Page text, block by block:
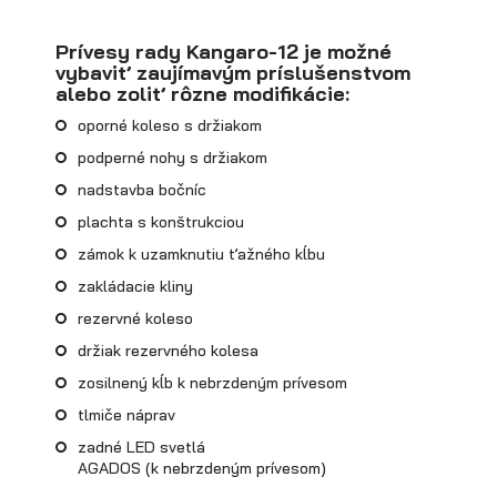
Skriňové prívesy
Prívesy rady Kangaro-12 je možné
vybaviť zaujímavým príslušenstvom
alebo zoliť rôzne modifikácie:
oporné koleso s držiakom
podperné nohy s držiakom
nadstavba bočníc
plachta s konštrukciou
zámok k uzamknutiu ťažného kĺbu
zakládacie kliny
rezervné koleso
držiak rezervného kolesa
zosilnený kĺb k nebrzdeným prívesom
tlmiče náprav
zadné LED svetlá
AGADOS (k nebrzdeným prívesom)